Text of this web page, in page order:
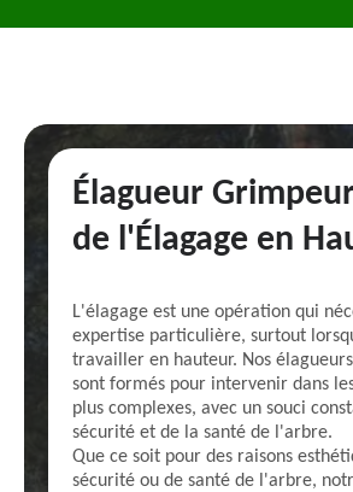
Élagueur
de l'Élagage en
L'élagage est une opération qui
expertise particulière, surtout
travailler en hauteur. Nos
sont formés pour intervenir dans
plus complexes, avec un souci
sécurité et de la santé de l'arbre.
Que ce soit pour des raisons
sécurité ou de santé de l'arbre,